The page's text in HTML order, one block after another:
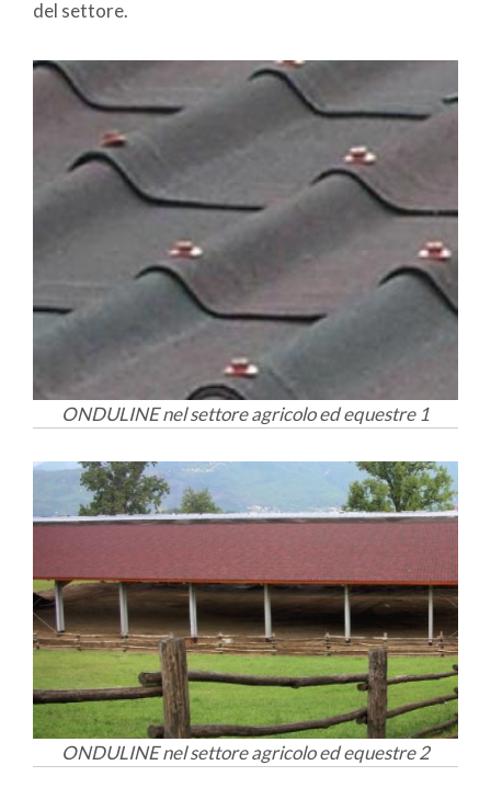
del settore.
ONDULINE nel settore agricolo ed equestre 1
ONDULINE nel settore agricolo ed equestre 2